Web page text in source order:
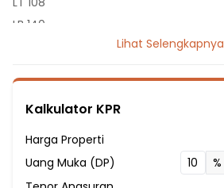
LB 140
Listrik 2200 VA
Sumber Air PDAM
Hadap Timur
Fasilitas Sekitar Hunian:
Lihat Selengkapnya
Kalkulator KPR
Harga Properti
Uang Muka (DP)
%